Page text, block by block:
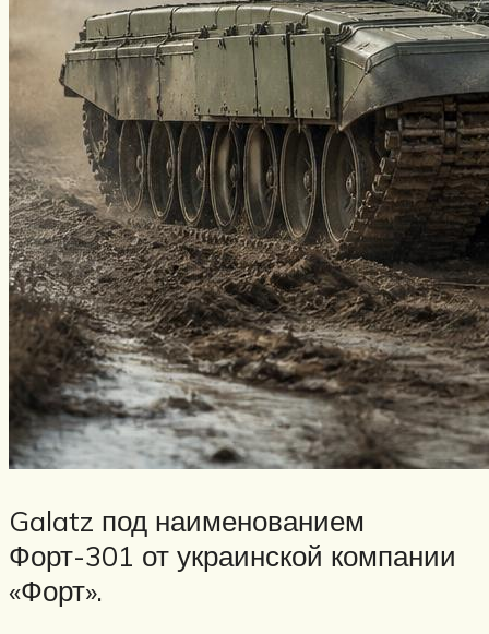
Galatz под наименованием
Форт-301 от украинской компании
«Форт».